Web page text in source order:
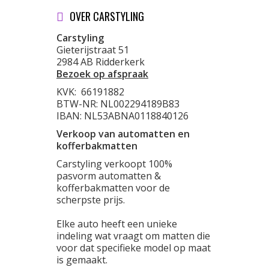
OVER CARSTYLING
Carstyling
Gieterijstraat 51
2984 AB Ridderkerk
Bezoek op afspraak
KVK: 66191882
BTW-NR: NL002294189B83
IBAN: NL53ABNA0118840126
Verkoop van automatten en
kofferbakmatten
Carstyling verkoopt 100%
pasvorm automatten &
kofferbakmatten voor de
scherpste prijs.
Elke auto heeft een unieke
indeling wat vraagt om matten die
voor dat specifieke model op maat
is gemaakt.